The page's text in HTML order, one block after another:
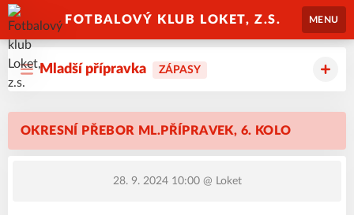
FOTBALOVÝ KLUB LOKET, Z.S. MENU
Mladší přípravka ZÁPASY
OKRESNÍ PŘEBOR ML.PŘÍPRAVEK, 6. KOLO
28. 9. 2024 10:00@ Loket